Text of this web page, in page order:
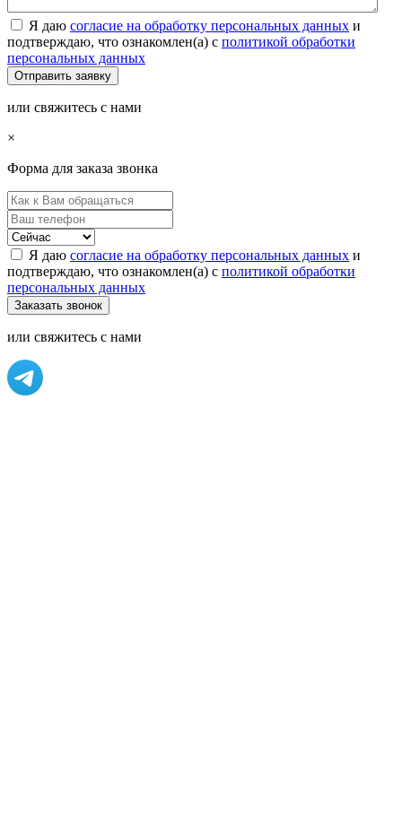
Я даю согласие на обработку персональных данных и
подтверждаю, что ознакомлен(а) с политикой обработки
персональных данных
или свяжитесь с нами
×
Форма для заказа звонка
Я даю согласие на обработку персональных данных и
подтверждаю, что ознакомлен(а) с политикой обработки
персональных данных
или свяжитесь с нами